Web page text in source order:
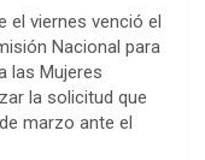
el viernes venció el
Nacional para
las Mujeres
la solicitud que
marzo ante el